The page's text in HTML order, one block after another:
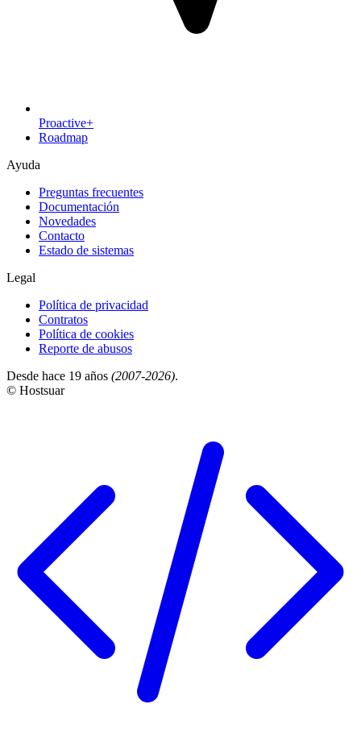
Proactive+
Roadmap
Ayuda
Preguntas frecuentes
Documentación
Novedades
Contacto
Estado de sistemas
Legal
Política de privacidad
Contratos
Política de cookies
Reporte de abusos
Desde hace 19 años (2007-2026).
© Hostsuar